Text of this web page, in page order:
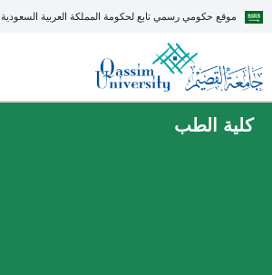
موقع حكومي رسمي تابع لحكومة المملكة العربية السعودية
كلية الطب